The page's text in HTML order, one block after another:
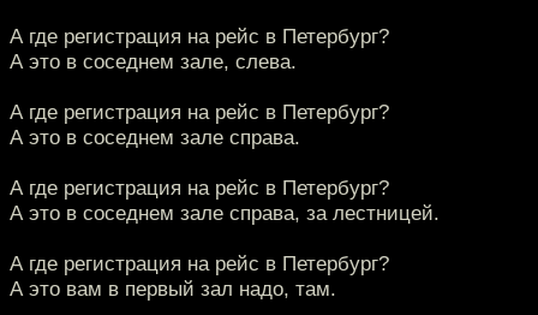
А где регистрация на рейс в Петербург?
А это в соседнем зале, слева.
А где регистрация на рейс в Петербург?
А это в соседнем зале справа.
А где регистрация на рейс в Петербург?
А это в соседнем зале справа, за лестницей.
А где регистрация на рейс в Петербург?
А это вам в первый зал надо, там.